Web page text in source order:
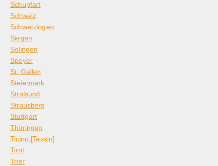
Schupfart
Schweiz
Schwetzingen
Siegen
Solingen
Speyer
St. Gallen
Steiermark
Stralsund
Strausberg
Stuttgart
Thüringen
Ticino [Tessin]
Tirol
Trier